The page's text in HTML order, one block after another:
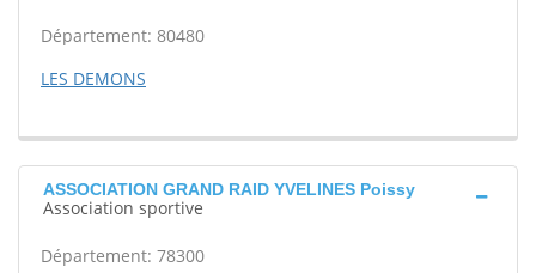
Département: 80480
LES DEMONS
ASSOCIATION GRAND RAID YVELINES Poissy
Association sportive
Département: 78300